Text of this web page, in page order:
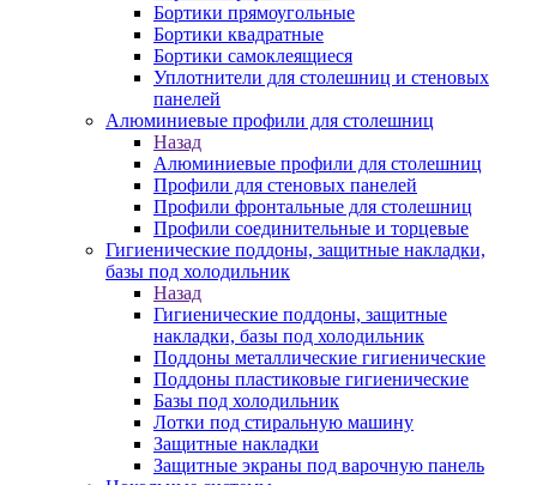
Бортики прямоугольные
Бортики квадратные
Бортики самоклеящиеся
Уплотнители для столешниц и стеновых
панелей
Алюминиевые профили для столешниц
Назад
Алюминиевые профили для столешниц
Профили для стеновых панелей
Профили фронтальные для столешниц
Профили соединительные и торцевые
Гигиенические поддоны, защитные накладки,
базы под холодильник
Назад
Гигиенические поддоны, защитные
накладки, базы под холодильник
Поддоны металлические гигиенические
Поддоны пластиковые гигиенические
Базы под холодильник
Лотки под стиральную машину
Защитные накладки
Защитные экраны под варочную панель